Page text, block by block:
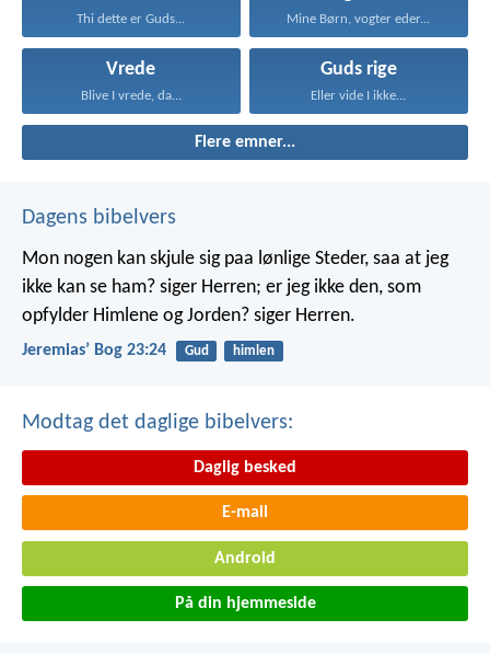
Thi dette er Guds... Mine Børn, vogter eder...
Vrede
Blive I vrede, da...
Guds rige
Eller vide I ikke...
Flere emner...
Dagens bibelvers
Mon nogen kan skjule sig paa lønlige Steder, saa at jeg
ikke kan se ham? siger Herren; er jeg ikke den, som
opfylder Himlene og Jorden? siger Herren.
Jeremiasʼ Bog 23:24 Gud himlen
Modtag det daglige bibelvers:
Daglig besked
E-mail
Android
På din hjemmeside